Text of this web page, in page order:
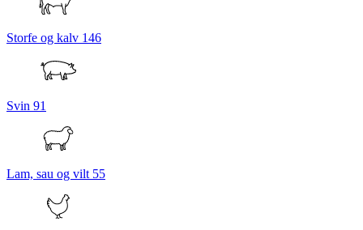
Storfe og kalv 146
Svin 91
Lam, sau og vilt 55